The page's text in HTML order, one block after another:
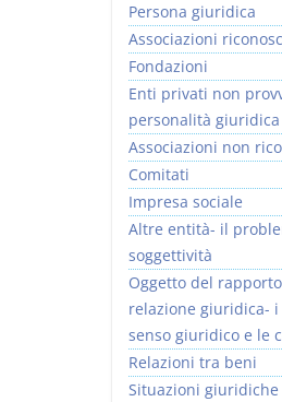
Persona giuridica
Associazioni
Fondazioni
Enti privati non
personalità giuridica
Associazioni non
Comitati
Impresa sociale
Altre entità- il
soggettività
Oggetto del
relazione giuridica-
senso giuridico e le
Relazioni tra beni
Situazioni giuridiche